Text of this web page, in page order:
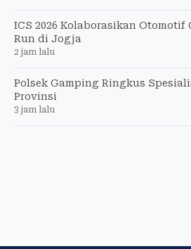
ICS 2026 Kolaborasikan Otomotif
Run di Jogja
2 jam lalu
Polsek Gamping Ringkus
Provinsi
3 jam lalu